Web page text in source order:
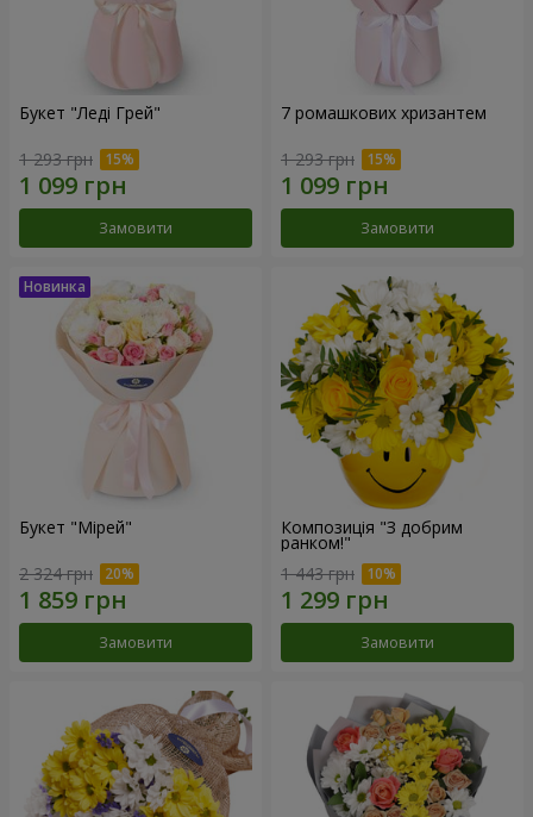
Букет "Леді Грей"
1 293 грн
Замовити
7 ромашкових хризантем
1 293 грн
Замовити
Букет "Мірей"
2 324 грн
Замовити
Композиція "З добрим
ранком!"
1 443 грн
Замовити